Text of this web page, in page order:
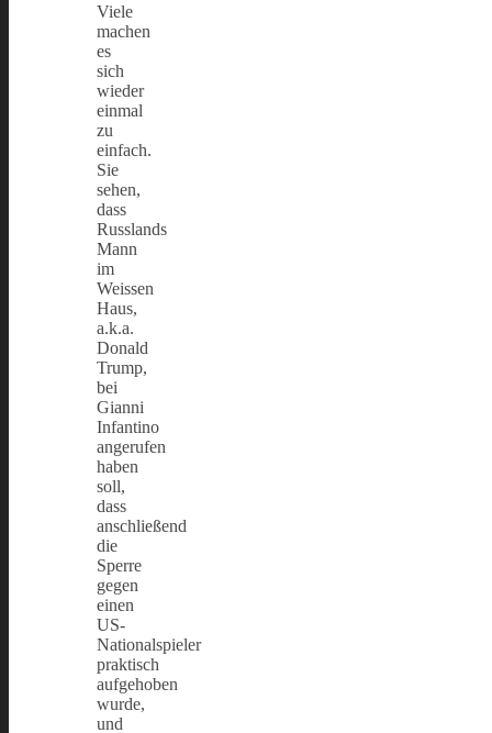
Viele
machen
es
sich
wieder
einmal
zu
einfach.
Sie
sehen,
dass
Russlands
Mann
im
Weissen
Haus,
a.k.a.
Donald
Trump,
bei
Gianni
Infantino
angerufen
haben
soll,
dass
anschließend
die
Sperre
gegen
einen
US-
Nationalspieler
praktisch
aufgehoben
wurde,
und